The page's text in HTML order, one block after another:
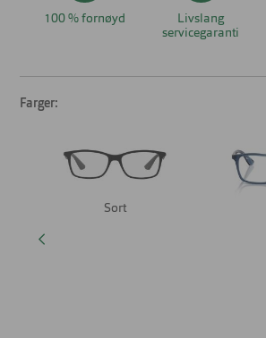
100 % fornøyd
Livslang
servicegaranti
Farger:
Sort